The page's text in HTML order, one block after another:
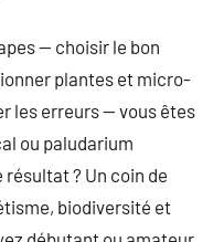
— choisir le bon
plantes et micro-
les erreurs — vous êtes
ou paludarium
? Un coin de
biodiversité et